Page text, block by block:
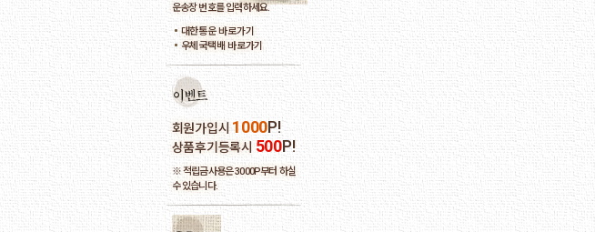
운송장 번호를 입력하세요.
대한통운 바로가기
우체국택배 바로가기
회원가입시 1000P!
상품후기등록시 500P!
※ 적립금사용은 3000P부터 하실
수 있습니다.